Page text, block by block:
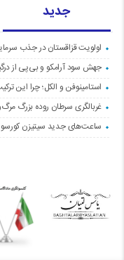
جدید
اولویت قزاقستان در جذب
جهش سود آرامکو و بی‌پی از
استامینوفن و الکل؛ چرا این
غربالگری سرطان روده بزرگ مرگ‌ومیر را تا ۵۰
ساعت‌های جدید سیتیزن کورسو